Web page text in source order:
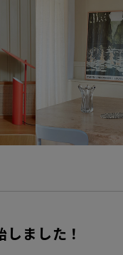
ました！